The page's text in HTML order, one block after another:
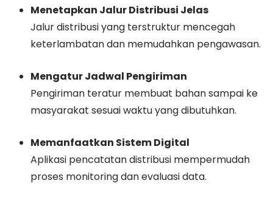
Menetapkan Jalur Distribusi Jelas
Jalur distribusi yang terstruktur mencegah
keterlambatan dan memudahkan pengawasan.
Mengatur Jadwal Pengiriman
Pengiriman teratur membuat bahan sampai ke
masyarakat sesuai waktu yang dibutuhkan.
Memanfaatkan Sistem Digital
Aplikasi pencatatan distribusi mempermudah
proses monitoring dan evaluasi data.